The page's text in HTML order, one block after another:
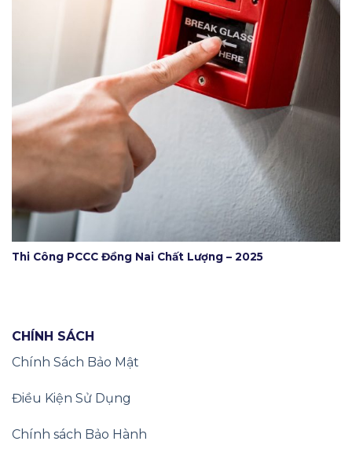
Thi Công PCCC Đồng Nai Chất Lượng – 2025
CHÍNH SÁCH
Chính Sách Bảo Mật
Điều Kiện Sử Dụng
Chính sách Bảo Hành